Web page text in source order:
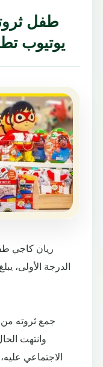
يوتيوب
ريان كاجي
الدرجة الأولى،
جمع ثروته
وانتهت
الاجتماعي